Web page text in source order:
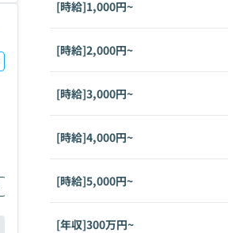
Figma Flutter
[時給]1,000円~
[時給]2,000円~
[時給]3,000円~
[時給]4,000円~
[時給]5,000円~
[年収]300万円~